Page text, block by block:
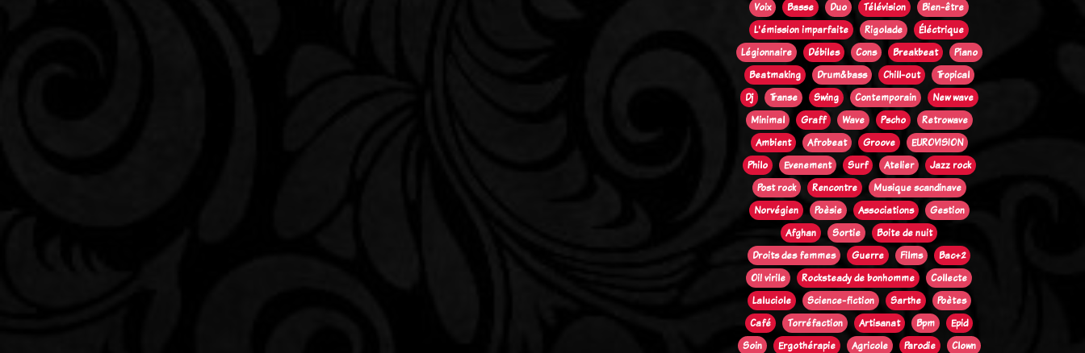
Voix
Basse Duo Télévision
Bien-être
L'émission imparfaite
Rigolade
Éléctrique
Légionnaire
Débiles Cons Breakbeat
Piano
Beatmaking
Drum&bass Chill-out
Tropical
Dj
Transe Swing Contemporain
New wave
Minimal
Graff Wave Pscho
Retrowave
Ambient
Afrobeat Groove
EUROVISION
Philo
Evenement Surf Atelier
Jazz rock
Post rock
Rencontre
Musique scandinave
Norvégien
Poèsie Associations
Gestion
Afghan
Sortie
Boite de nuit
Droits des femmes
Guerre Films
Bac+2
Oi! virile
Rocksteady de bonhomme
Collecte
Laluciole
Science-fiction Sarthe
Poètes
Café
Torréfaction Artisanat Bpm
Epid
Soin
Ergothérapie Agricole Parodie
Clown